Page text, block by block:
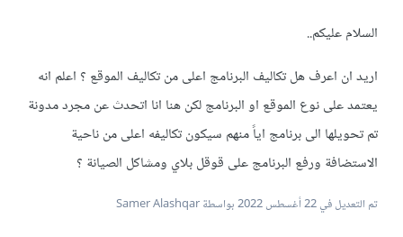
السلام عليكم..
اريد ان اعرف هل تكاليف البرنامج اعلى من تكاليف الموقع ؟ اعلم انه
يعتمد على نوع الموقع او البرنامج لكن هنا انا اتحدث عن مجرد مدونة
تم تحويلها الى برنامج اياً منهم سيكون تكاليفه اعلى من ناحية
الاستضافة ورفع البرنامج على قوقل بلاي ومشاكل الصيانة ؟
تم التعديل في22 أغسطس 2022 بواسطة Samer Alashqar